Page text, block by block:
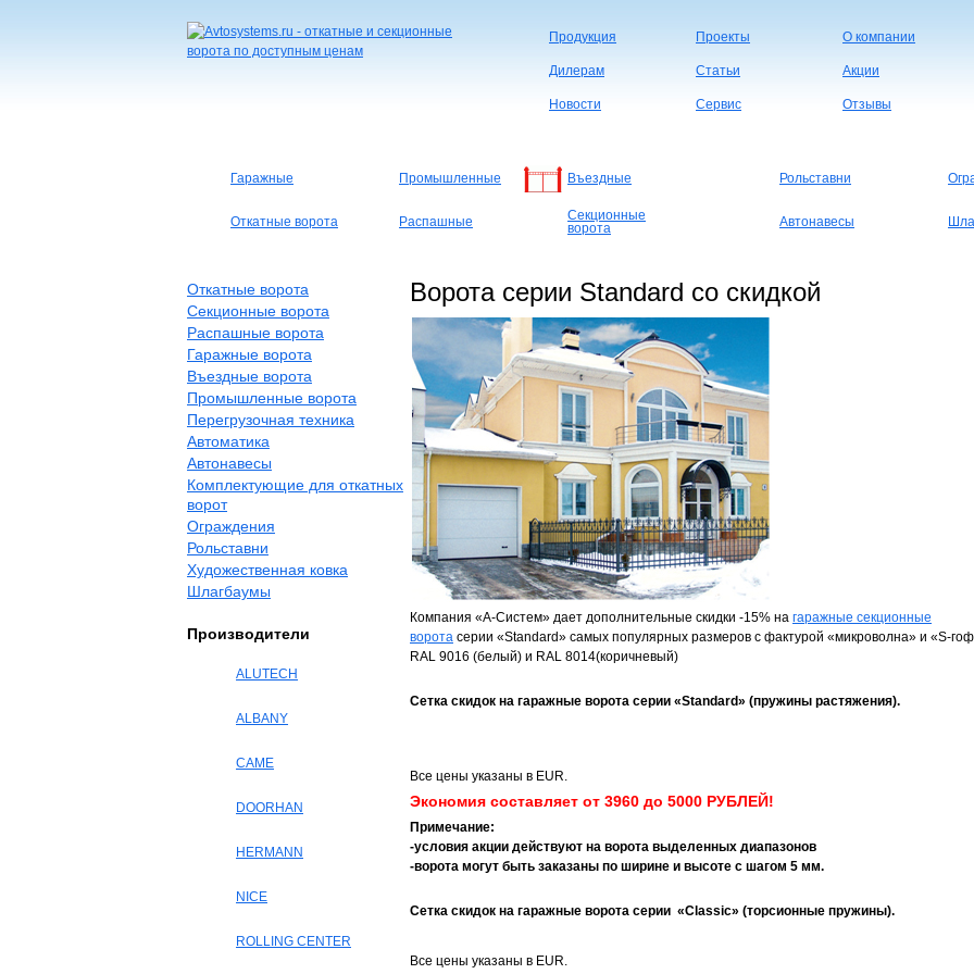
Продукция Проекты О компании
Дилерам Статьи Акции
Новости Сервис Отзывы
Гаражные Промышленные Въездные
Откатные ворота Распашные
Секционные
ворота
Рольставни
Автонавесы
Откатные ворота
Секционные ворота
Распашные ворота
Гаражные ворота
Въездные ворота
Промышленные ворота
Перегрузочная техника
Автоматика
Автонавесы
Комплектующие для откатных
ворот
Ограждения
Рольставни
Художественная ковка
Шлагбаумы
Производители
ALUTECH
ALBANY
CAME
DOORHAN
HERMANN
NICE
ROLLING CENTER
Ворота серии Standard со скидкой
Компания «А-Систем» дает дополнительные скидки -15% на гаражные секционные
ворота серии «Standard» самых популярных размеров с фактурой «микроволна» и «S-
RAL 9016 (белый) и RAL 8014(коричневый)
Сетка скидок на гаражные ворота серии «Standard» (пружины растяжения).
Все цены указаны в EUR.
Экономия составляет от 3960 до 5000 РУБЛЕЙ!
Примечание:
-условия акции действуют на ворота выделенных диапазонов
-ворота могут быть заказаны по ширине и высоте с шагом 5 мм.
Сетка скидок на гаражные ворота серии «Classic» (торсионные пружины).
Все цены указаны в EUR.